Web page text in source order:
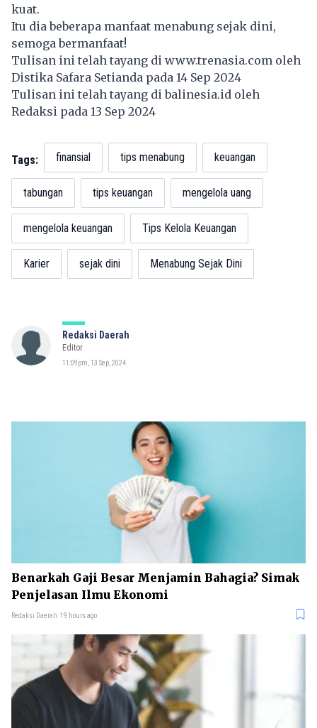
kuat.
Itu dia beberapa manfaat menabung sejak dini,
semoga bermanfaat!
Tulisan ini telah tayang di www.trenasia.com oleh
Distika Safara Setianda pada 14 Sep 2024
Tulisan ini telah tayang dibalinesia.id oleh
Redaksi pada 13 Sep 2024
Tags: finansial tips menabung keuangan
tabungan tips keuangan mengelola uang
mengelola keuangan Tips Kelola Keuangan
Karier sejak dini Menabung Sejak Dini
Redaksi Daerah
Editor
11:09pm, 13 Sep, 2024
Benarkah Gaji Besar Menjamin Bahagia? Simak
Penjelasan Ilmu Ekonomi
Redaksi Daerah 19 hours ago